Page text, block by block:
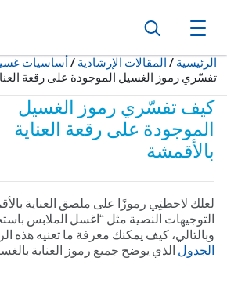
بحث
الرئيسية / المقالات الإرشادية أساسيات
تفسّري رموز الغسيل الموجودة على رقعة
كيف تفسّري رموز الغسيل
الموجودة على رقعة العناية
بالأقمشة
لعلك لاحظتِي رموزًا على ملصق العناية
التوجيهات النصية مثل “اغسل الملابس
وبالتالي، كيف يمكنك معرفة ما تعنيه هذه
الجدول الذي يوضح جميع رموز العناية